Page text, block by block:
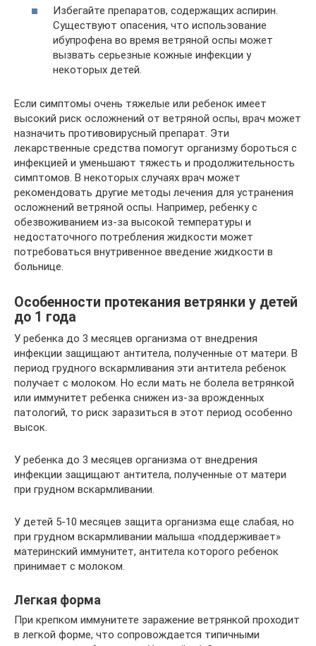
Избегайте препаратов, содержащих аспирин.
Существуют опасения, что использование
ибупрофена во время ветряной оспы может
вызвать серьезные кожные инфекции у
некоторых детей.
Если симптомы очень тяжелые или ребенок имеет
высокий риск осложнений от ветряной оспы, врач может
назначить противовирусный препарат. Эти
лекарственные средства помогут организму бороться с
инфекцией и уменьшают тяжесть и продолжительность
симптомов. В некоторых случаях врач может
рекомендовать другие методы лечения для устранения
осложнений ветряной оспы. Например, ребенку с
обезвоживанием из-за высокой температуры и
недостаточного потребления жидкости может
потребоваться внутривенное введение жидкости в
больнице.
Особенности протекания ветрянки у детей
до 1 года
У ребенка до 3 месяцев организма от внедрения
инфекции защищают антитела, полученные от матери. В
период грудного вскармливания эти антитела ребенок
получает с молоком. Но если мать не болела ветрянкой
или иммунитет ребенка снижен из-за врожденных
патологий, то риск заразиться в этот период особенно
высок.
У ребенка до 3 месяцев организма от внедрения
инфекции защищают антитела, полученные от матери
при грудном вскармливании.
У детей 5-10 месяцев защита организма еще слабая, но
при грудном вскармливании малыша «поддерживает»
материнский иммунитет, антитела которого ребенок
принимает с молоком.
Легкая форма
При крепком иммунитете заражение ветрянкой проходит
в легкой форме, что сопровождается типичными